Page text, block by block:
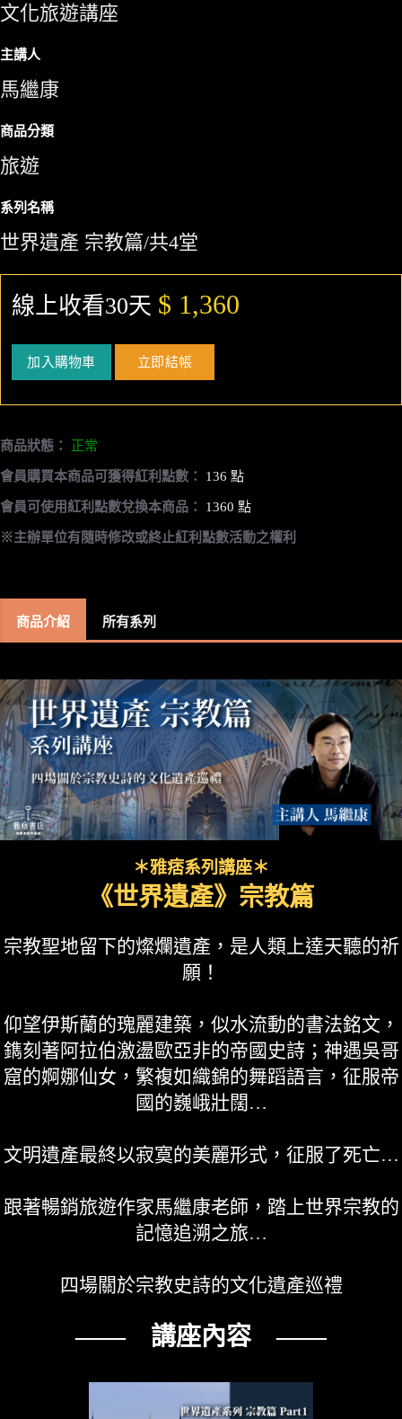
文化旅遊講座
主講人
馬繼康
商品分類
旅遊
系列名稱
世界遺產 宗教篇/共4堂
線上收看30天 $ 1,360
加入購物車 立即結帳
商品狀態： 正常
會員購買本商品可獲得紅利點數： 136 點
會員可使用紅利點數兌換本商品： 1360 點
※主辦單位有隨時修改或終止紅利點數活動之權利
商品介紹 所有系列
＊雅痞系列講座＊
《世界遺產》宗教篇
宗教聖地留下的燦爛遺產，是人類上達天聽的祈
願！
仰望伊斯蘭的瑰麗建築，似水流動的書法銘文，
鐫刻著阿拉伯激盪歐亞非的帝國史詩；神遇吳哥
窟的婀娜仙女，繁複如織錦的舞蹈語言，征服帝
國的巍峨壯闊…
文明遺產最終以寂寞的美麗形式，征服了死亡…
跟著暢銷旅遊作家馬繼康老師，踏上世界宗教的
記憶追溯之旅…
四場關於宗教史詩的文化遺產巡禮
—— 講座內容 ——